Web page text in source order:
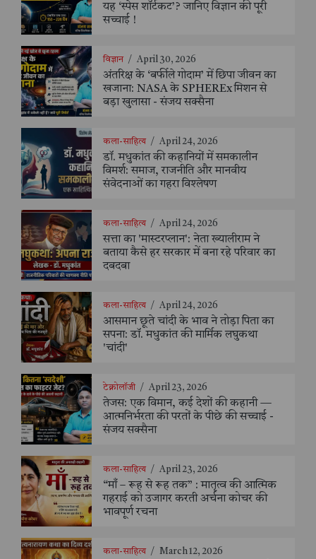
यह ‘स्पेस शॉर्टकट’? जानिए विज्ञान की पूरी
सच्चाई !
विज्ञान / April 30, 2026
अंतरिक्ष के ‘बर्फीले गोदाम’ में छिपा जीवन का
खजाना: NASA के SPHEREx मिशन से
बड़ा खुलासा - संजय सक्सैना
कला-साहित्य / April 24, 2026
डॉ. मधुकांत की कहानियों में समकालीन
विमर्श: समाज, राजनीति और मानवीय
संवेदनाओं का गहरा विश्लेषण
कला-साहित्य / April 24, 2026
सत्ता का 'मास्टरप्लान': नेता ख्यालीराम ने
बताया कैसे हर सरकार में बना रहे परिवार का
दबदबा
कला-साहित्य / April 24, 2026
आसमान छूते चांदी के भाव ने तोड़ा पिता का
सपना: डॉ. मधुकांत की मार्मिक लघुकथा
'चांदी'
टेक्नोलॉजी / April 23, 2026
तेजस: एक विमान, कई देशों की कहानी —
आत्मनिर्भरता की परतों के पीछे की सच्चाई -
संजय सक्सैना
कला-साहित्य / April 23, 2026
“माँ – रूह से रूह तक” : मातृत्व की आत्मिक
गहराई को उजागर करती अर्चना कोचर की
भावपूर्ण रचना
कला-साहित्य / March 12, 2026